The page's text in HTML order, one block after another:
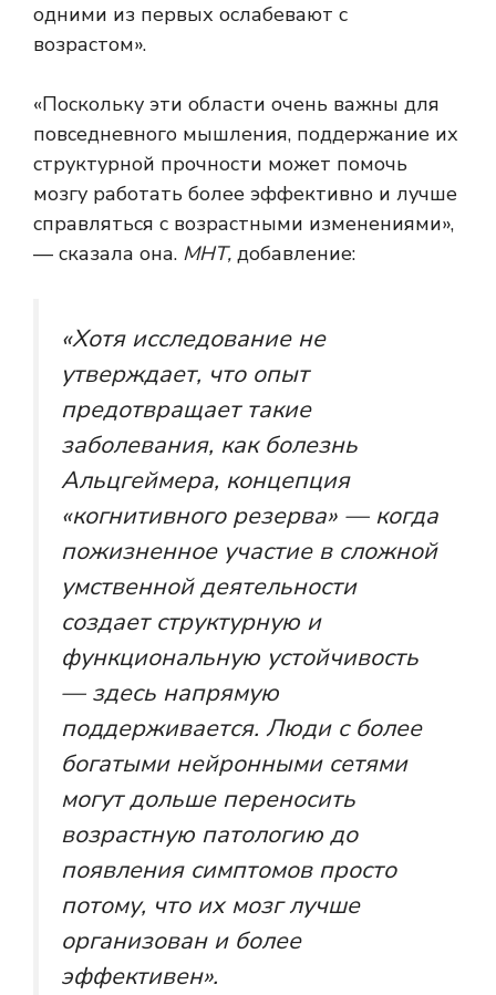
одними из первых ослабевают с
возрастом».
«Поскольку эти области очень важны для
повседневного мышления, поддержание их
структурной прочности может помочь
мозгу работать более эффективно и лучше
справляться с возрастными изменениями»,
— сказала она. МНТ, добавление:
«Хотя исследование не
утверждает, что опыт
предотвращает такие
заболевания, как болезнь
Альцгеймера, концепция
«когнитивного резерва» — когда
пожизненное участие в сложной
умственной деятельности
создает структурную и
функциональную устойчивость
— здесь напрямую
поддерживается. Люди с более
богатыми нейронными сетями
могут дольше переносить
возрастную патологию до
появления симптомов просто
потому, что их мозг лучше
организован и более
эффективен».